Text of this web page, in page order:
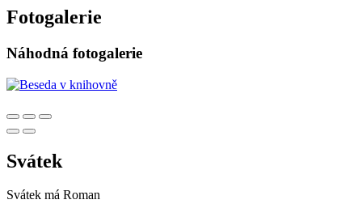
Fotogalerie
Náhodná fotogalerie
Svátek
Svátek má Roman